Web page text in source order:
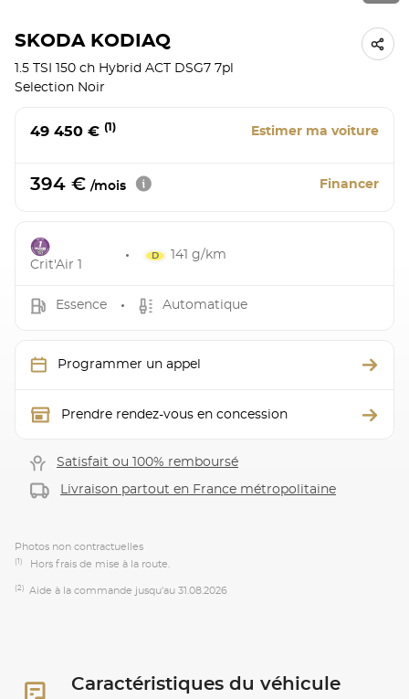
SKODA KODIAQ
1.5 TSI 150 ch Hybrid ACT DSG7 7pl
Selection Noir
49 450 € (1) Estimer ma voiture
394 € /mois Financer
Crit'Air 1
141 g/km
Essence Automatique
Programmer un appel
Prendre rendez-vous en concession
Satisfait ou 100% remboursé
Livraison partout en France métropolitaine
Photos non contractuelles
(1) Hors frais de mise à la route.
(2) Aide à la commande jusqu'au 31.08.2026
Caractéristiques du véhicule